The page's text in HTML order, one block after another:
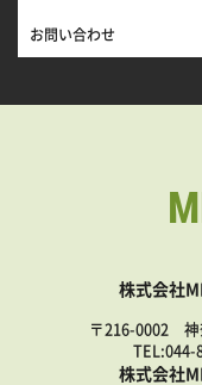
お問い合わせ
株式会社
〒216-0002 神
TEL:044-
株式会社